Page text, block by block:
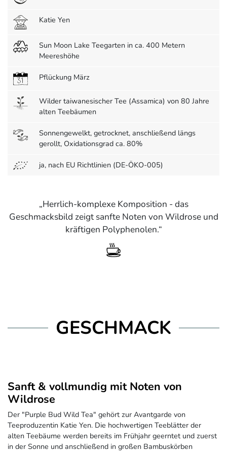
Katie Yen
Sun Moon Lake Teegarten in ca. 400 Metern
Meereshöhe
Pflückung März
Wilder taiwanesischer Tee (Assamica) von 80 Jahre
alten Teebäumen
Sonnengewelkt, getrocknet, anschließend längs
gerollt, Oxidationsgrad ca. 80%
ja, nach EU Richtlinien (DE-ÖKO-005)
Herrlich-komplexe Komposition - das
Geschmacksbild zeigt sanfte Noten von Wildrose und
kräftigen Polyphenolen.
GESCHMACK
Sanft & vollmundig mit Noten von
Wildrose
Der "Purple Bud Wild Tea" gehört zur Avantgarde von
Teeproduzentin Katie Yen. Die hochwertigen Teeblätter der
alten Teebäume werden bereits im Frühjahr geerntet und zuerst
in der Sonne und anschließend in großen Bambuskörben